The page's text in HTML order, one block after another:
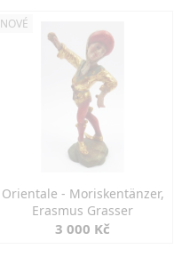
NOVÉ
Orientale - Moriskentänzer,
Erasmus Grasser
3 000 Kč